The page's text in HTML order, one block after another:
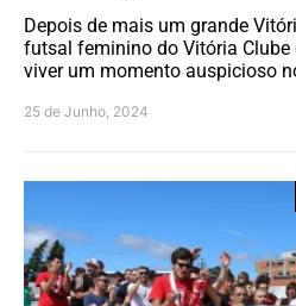
Depois de mais um grande
futsal feminino do Vitória Clube
viver um momento auspicioso
25 de Junho, 2024